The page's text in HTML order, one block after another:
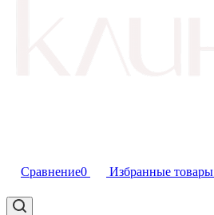
Сравнение0 Избранные товары